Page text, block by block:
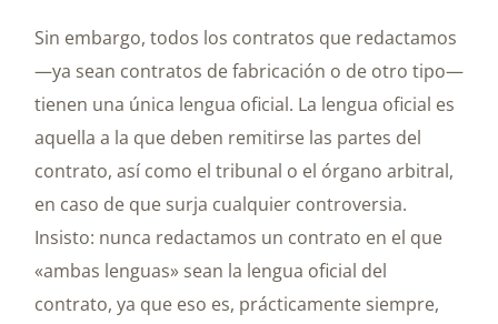
Sin embargo, todos los contratos que redactamos
—ya sean contratos de fabricación o de otro tipo—
tienen una única lengua oficial. La lengua oficial es
aquella a la que deben remitirse las partes del
contrato, así como el tribunal o el órgano arbitral,
en caso de que surja cualquier controversia.
Insisto: nunca redactamos un contrato en el que
«ambas lenguas» sean la lengua oficial del
contrato, ya que eso es, prácticamente siempre,